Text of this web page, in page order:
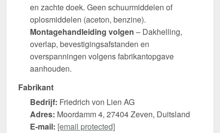
en zachte doek. Geen schuurmiddelen of
oplosmiddelen (aceton, benzine).
Montagehandleiding volgen – Dakhelling,
overlap, bevestigingsafstanden en
overspanningen volgens fabrikantopgave
aanhouden.
Fabrikant
Bedrijf: Friedrich von Lien AG
Adres: Moordamm 4, 27404 Zeven, Duitsland
E-mail: [email protected]